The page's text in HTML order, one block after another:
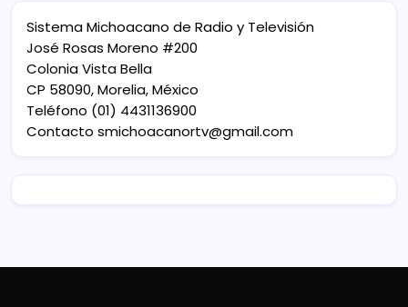
Sistema Michoacano de Radio y Televisión
José Rosas Moreno #200
Colonia Vista Bella
CP 58090, Morelia, México
Teléfono (01) 4431136900
Contacto smichoacanortv@gmail.com